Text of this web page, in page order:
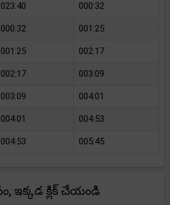
023:40 000:32
000:32 001:25
001:25 002:17
002:17 003:09
003:09 004:01
004:01 004:53
004:53 005:45
ఇక్కడ క్లిక్ చేయండి